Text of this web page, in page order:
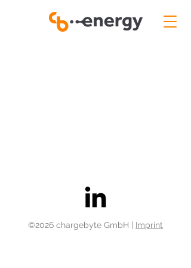
©2026 chargebyte GmbH | Imprint